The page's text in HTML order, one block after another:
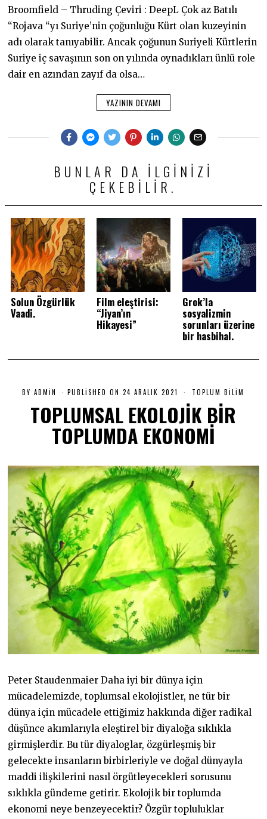
Broomfield – Thruding Çeviri : DeepL Çok az Batılı
“Rojava “yı Suriye’nin çoğunluğu Kürt olan kuzeyinin
adı olarak tanıyabilir. Ancak çoğunun Suriyeli Kürtlerin
Suriye iç savaşının son on yılında oynadıkları ünlü role
dair en azından zayıf da olsa…
YAZININ DEVAMI
BUNLAR DA ILGINIZI
ÇEKEBILIR.
Solun Özgürlük
Vaadi.
Film eleştirisi:
“Jiyan’ın
Hikayesi”
Grok’la
sosyalizmin
sorunları üzerine
bir hasbihal.
BYADMIN PUBLISHED ON 24 ARALIK 2021
A
R
A
L
I
2
0
2
1
TOPLUM BILIM
TOPLUMSAL EKOLOJİK BİR
TOPLUMDA EKONOMİ
Peter Staudenmaier Daha iyi bir dünya için
mücadelemizde, toplumsal ekolojistler, ne tür bir
dünya için mücadele ettiğimiz hakkında diğer radikal
düşünce akımlarıyla eleştirel bir diyaloğa sıklıkla
girmişlerdir. Bu tür diyaloglar, özgürleşmiş bir
gelecekte insanların birbirleriyle ve doğal dünyayla
maddi ilişkilerini nasıl örgütleyecekleri sorusunu
sıklıkla gündeme getirir. Ekolojik bir toplumda
ekonomi neye benzeyecektir? Özgür topluluklar